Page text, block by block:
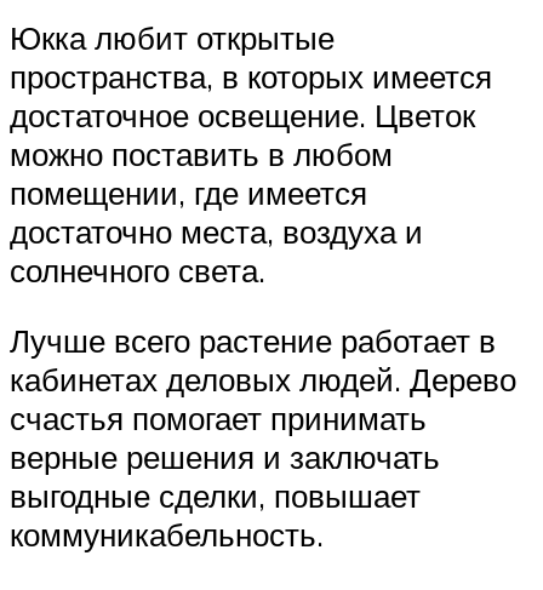
Юкка любит открытые
пространства, в которых имеется
достаточное освещение. Цветок
можно поставить в любом
помещении, где имеется
достаточно места, воздуха и
солнечного света.
Лучше всего растение работает в
кабинетах деловых людей. Дерево
счастья помогает принимать
верные решения и заключать
выгодные сделки, повышает
коммуникабельность.